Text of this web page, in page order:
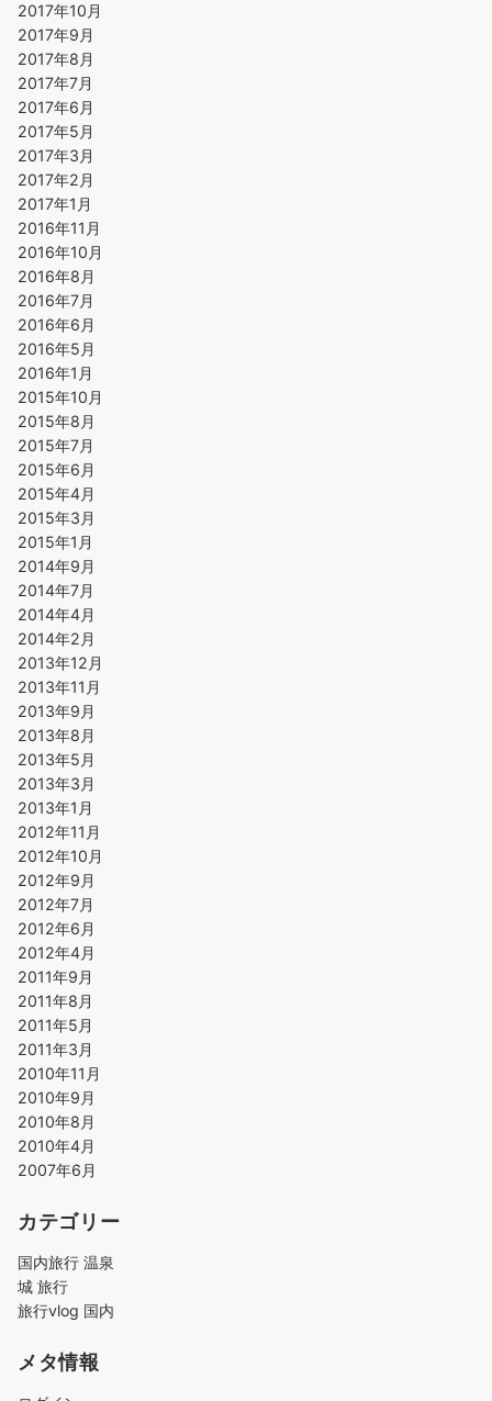
2017年10月
2017年9月
2017年8月
2017年7月
2017年6月
2017年5月
2017年3月
2017年2月
2017年1月
2016年11月
2016年10月
2016年8月
2016年7月
2016年6月
2016年5月
2016年1月
2015年10月
2015年8月
2015年7月
2015年6月
2015年4月
2015年3月
2015年1月
2014年9月
2014年7月
2014年4月
2014年2月
2013年12月
2013年11月
2013年9月
2013年8月
2013年5月
2013年3月
2013年1月
2012年11月
2012年10月
2012年9月
2012年7月
2012年6月
2012年4月
2011年9月
2011年8月
2011年5月
2011年3月
2010年11月
2010年9月
2010年8月
2010年4月
2007年6月
カテゴリー
国内旅行 温泉
城 旅行
旅行vlog 国内
メタ情報